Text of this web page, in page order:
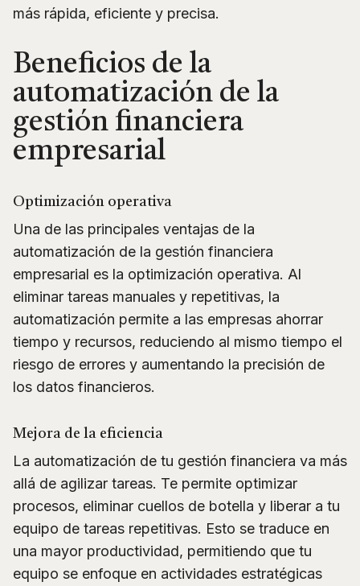
más rápida, eficiente y precisa.
Beneficios de la
automatización de la
gestión financiera
empresarial
Optimización operativa
Una de las principales ventajas de la
automatización de la gestión financiera
empresarial es la optimización operativa. Al
eliminar tareas manuales y repetitivas, la
automatización permite a las empresas ahorrar
tiempo y recursos, reduciendo al mismo tiempo el
riesgo de errores y aumentando la precisión de
los datos financieros.
Mejora de la eficiencia
La automatización de tu gestión financiera va más
allá de agilizar tareas. Te permite optimizar
procesos, eliminar cuellos de botella y liberar a tu
equipo de tareas repetitivas. Esto se traduce en
una mayor productividad, permitiendo que tu
equipo se enfoque en actividades estratégicas